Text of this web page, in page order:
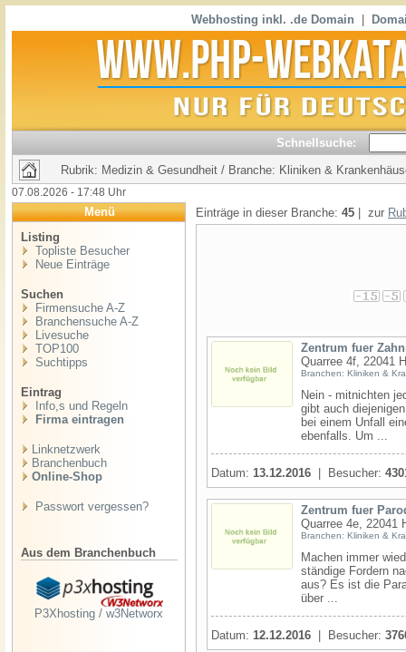
Webhosting inkl. .de Domain
Schnellsuche:
Rubrik: Medizin & Gesundheit / Branche: Kliniken &
07.08.2026 - 17:48 Uhr
Menü
Listing
Topliste Besucher
Neue Einträge
Suchen
Firmensuche A-Z
Branchensuche A-Z
Livesuche
TOP100
Suchtipps
Eintrag
Info,s und Regeln
Firma eintragen
Linknetzwerk
Branchenbuch
Online-Shop
Passwort vergessen?
Aus dem Branchenbuch
P3Xhosting / w3Networx
Einträge in dieser Branche: 45 | zur
Zentrum fuer
Quarree 4f, 22041
Branchen: Kliniken &
Nein - mitnichten
gibt auch
bei einem Unfall
ebenfalls. Um ...
Datum: 13.12.2016 | Besucher:
Zentrum fuer
Quarree 4e, 22041
Branchen: Kliniken &
Machen immer
ständige Fordern
aus? Es ist die
über ...
Datum: 12.12.2016 | Besucher: